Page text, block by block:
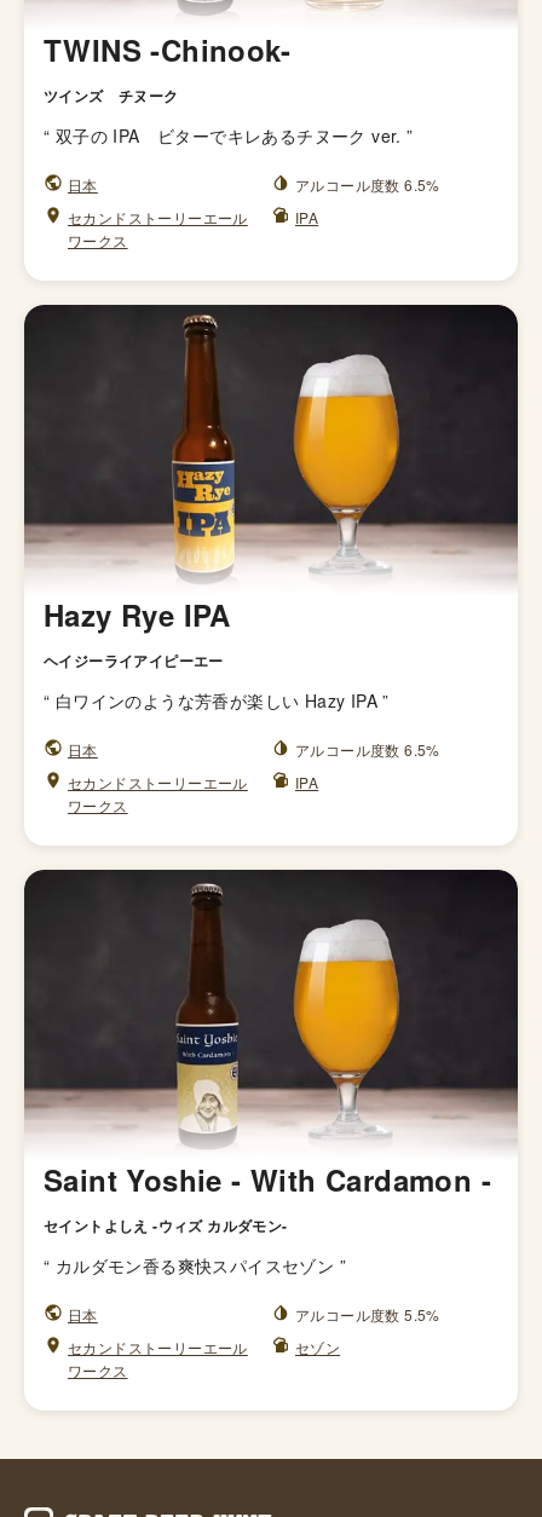
TWINS -Chinook-
ツインズ チヌーク
“ 双子の IPA ビターでキレあるチヌーク ver. ”
日本
アルコール度数 6.5%
セカンドストーリーエール
ワークス
IPA
Hazy Rye IPA
ヘイジーライアイピーエー
“ 白ワインのような芳香が楽しい Hazy IPA ”
日本
アルコール度数 6.5%
セカンドストーリーエール
ワークス
IPA
Saint Yoshie - With Cardamon -
セイントよしえ -ウィズ カルダモン-
“ カルダモン香る爽快スパイスセゾン ”
日本
アルコール度数 5.5%
セカンドストーリーエール
ワークス
セゾン